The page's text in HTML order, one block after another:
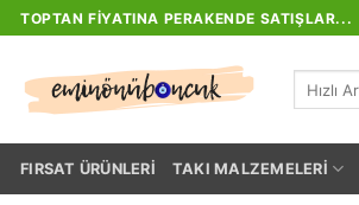
İçeriğe
atla
TOPTAN FIYATINA PERAKENDE SATIŞLAR...
FIRSAT ÜRÜNLERI TAKI MALZEMELERI